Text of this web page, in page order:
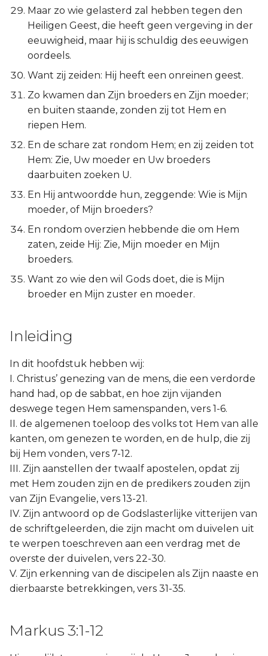
Maar zo wie gelasterd zal hebben tegen den
Heiligen Geest, die heeft geen vergeving in der
eeuwigheid, maar hij is schuldig des eeuwigen
oordeels.
Want zij zeiden: Hij heeft een onreinen geest.
Zo kwamen dan Zijn broeders en Zijn moeder;
en buiten staande, zonden zij tot Hem en
riepen Hem.
En de schare zat rondom Hem; en zij zeiden tot
Hem: Zie, Uw moeder en Uw broeders
daarbuiten zoeken U.
En Hij antwoordde hun, zeggende: Wie is Mijn
moeder, of Mijn broeders?
En rondom overzien hebbende die om Hem
zaten, zeide Hij: Zie, Mijn moeder en Mijn
broeders.
Want zo wie den wil Gods doet, die is Mijn
broeder en Mijn zuster en moeder.
Inleiding
In dit hoofdstuk hebben wij:
I. Christus’ genezing van de mens, die een verdorde
hand had, op de sabbat, en hoe zijn vijanden
deswege tegen Hem samenspanden, vers 1-6.
II. de algemenen toeloop des volks tot Hem van alle
kanten, om genezen te worden, en de hulp, die zij
bij Hem vonden, vers 7-12.
III. Zijn aanstellen der twaalf apostelen, opdat zij
met Hem zouden zijn en de predikers zouden zijn
van Zijn Evangelie, vers 13-21.
IV. Zijn antwoord op de Godslasterlijke vitterijen van
de schriftgeleerden, die zijn macht om duivelen uit
te werpen toeschreven aan een verdrag met de
overste der duivelen, vers 22-30.
V. Zijn erkenning van de discipelen als Zijn naaste en
dierbaarste betrekkingen, vers 31-35.
Markus 3:1-12